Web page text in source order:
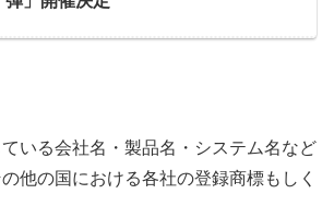
いる会社名・製品名・システム名など
他の国における各社の登録商標もしく